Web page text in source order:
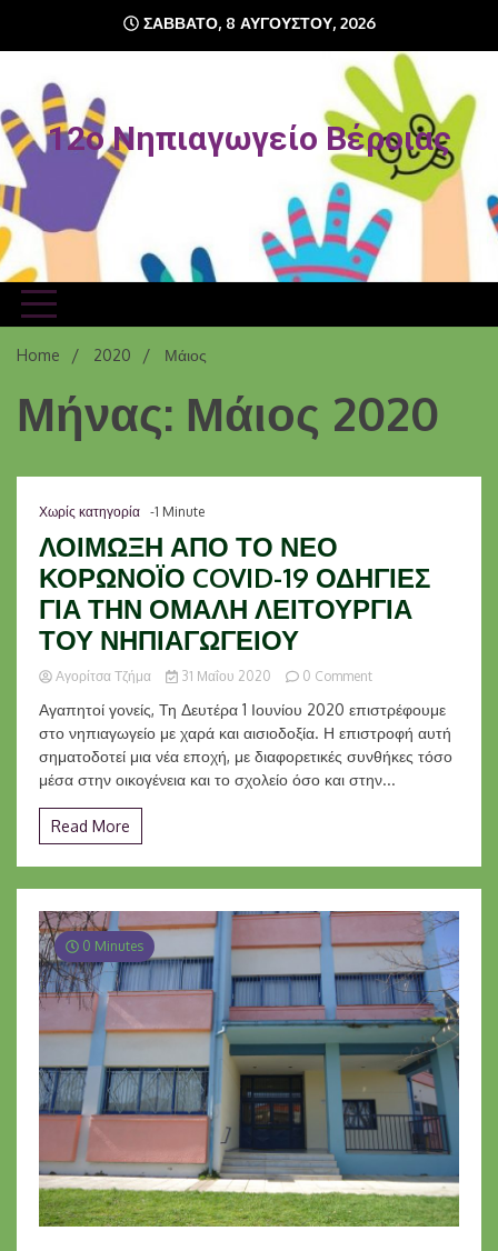
content
ΣΆΒΒΑΤΟ, 8 ΑΥΓΟΎΣΤΟΥ, 2026
12o Νηπιαγωγείο Βέροιας
Home 2020 Μάιος
Μήνας: Μάιος 2020
Χωρίς κατηγορία -1 Minute
ΛΟΙΜΩΞΗ ΑΠΟ ΤΟ ΝΕΟ
ΚΟΡΩΝΟΪΟ COVID-19 ΟΔΗΓΙΕΣ
ΓΙΑ ΤΗΝ ΟΜΑΛΗ ΛΕΙΤΟΥΡΓΙΑ
ΤΟΥ ΝΗΠΙΑΓΩΓΕΙΟΥ
Αγορίτσα Τζήμα 31 Μαΐου 2020 0 Commenton
ΑΠΟ
ΤΟ
ΝΕΟ
ΚΟΡΩΝΟΪΟ
ΛΕΙΤΟΥΡΓΙΑ
ΝΗΠΙΑΓΩΓΕΙΟΥ
Αγαπητοί γονείς, Τη Δευτέρα 1 Ιουνίου 2020 επιστρέφουμε
στο νηπιαγωγείο με χαρά και αισιοδοξία. Η επιστροφή αυτή
σηματοδοτεί μια νέα εποχή, με διαφορετικές συνθήκες τόσο
μέσα στην οικογένεια και το σχολείο όσο και στην...
Read More
0 Minutes